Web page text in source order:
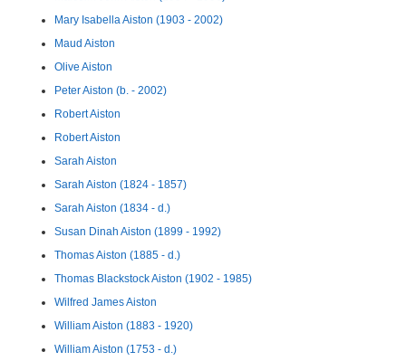
Mary Isabella Aiston (1903 - 2002)
Maud Aiston
Olive Aiston
Peter Aiston (b. - 2002)
Robert Aiston
Robert Aiston
Sarah Aiston
Sarah Aiston (1824 - 1857)
Sarah Aiston (1834 - d.)
Susan Dinah Aiston (1899 - 1992)
Thomas Aiston (1885 - d.)
Thomas Blackstock Aiston (1902 - 1985)
Wilfred James Aiston
William Aiston (1883 - 1920)
William Aiston (1753 - d.)